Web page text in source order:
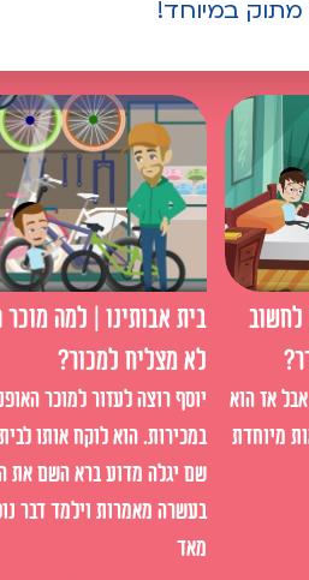
מתוק במיוחד!
לחשוב
אז הוא
מיוחדת
בית אבותינו | למה מוכר
לא מצליח למכור?
יוסף רוצה לעזור למוכר
במכירות. הוא לוקח אותו
שם יגלה מדוע ברא השם את
בעשרה מאמרות וילמד דבר
מאד